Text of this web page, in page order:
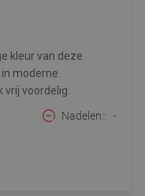
kleur van deze
moderne
vrij voordelig.
Nadelen: -